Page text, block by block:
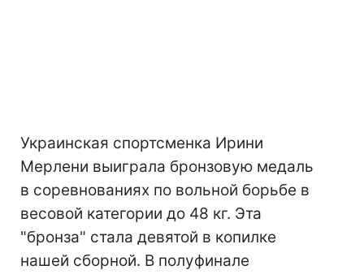
Украинская спортсменка Ирини
Мерлени выиграла бронзовую медаль
в соревнованиях по вольной борьбе в
весовой категории до 48 кг. Эта
"бронза" стала девятой в копилке
нашей сборной. В полуфинале